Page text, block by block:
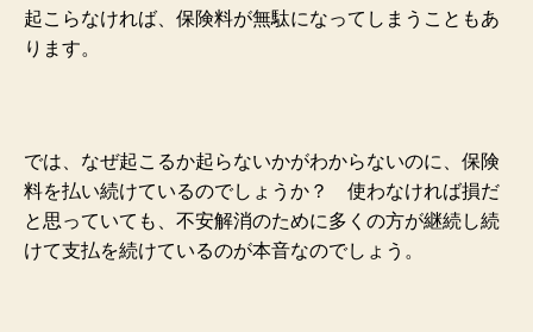
起こらなければ、保険料が無駄になってしまうこともあ
ります。
では、なぜ起こるか起らないかがわからないのに、 保険
料を払い続けているのでしょうか？ 使わなければ損だ
と思っていても、不安解消のために多くの方が継続し続
けて支払を続けているのが本音なのでしょう。